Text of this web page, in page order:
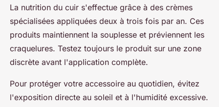
La nutrition du cuir s'effectue grâce à des crèmes
spécialisées appliquées deux à trois fois par an. Ces
produits maintiennent la souplesse et préviennent les
craquelures. Testez toujours le produit sur une zone
discrète avant l'application complète.
Pour protéger votre accessoire au quotidien, évitez
l'exposition directe au soleil et à l'humidité excessive.